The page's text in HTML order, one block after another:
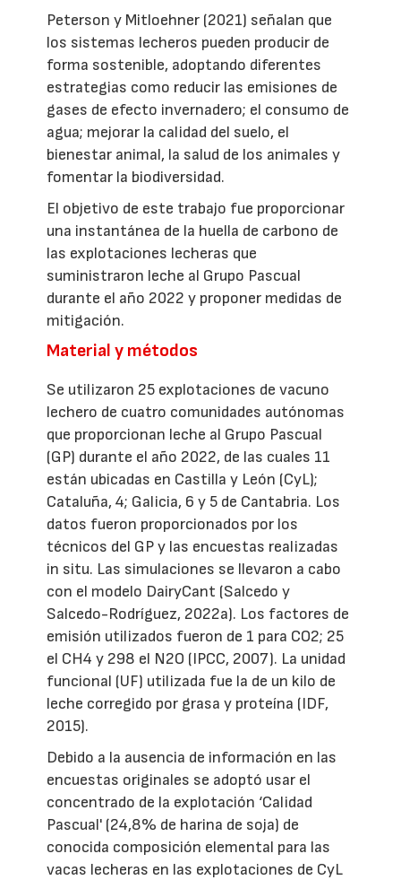
Peterson y Mitloehner (2021) señalan que
los sistemas lecheros pueden producir de
forma sostenible, adoptando diferentes
estrategias como reducir las emisiones de
gases de efecto invernadero; el consumo de
agua; mejorar la calidad del suelo, el
bienestar animal, la salud de los animales y
fomentar la biodiversidad.
El objetivo de este trabajo fue proporcionar
una instantánea de la huella de carbono de
las explotaciones lecheras que
suministraron leche al Grupo Pascual
durante el año 2022 y proponer medidas de
mitigación.
Material y métodos
Se utilizaron 25 explotaciones de vacuno
lechero de cuatro comunidades autónomas
que proporcionan leche al Grupo Pascual
(GP) durante el año 2022, de las cuales 11
están ubicadas en Castilla y León (CyL);
Cataluña, 4; Galicia, 6 y 5 de Cantabria. Los
datos fueron proporcionados por los
técnicos del GP y las encuestas realizadas
in situ. Las simulaciones se llevaron a cabo
con el modelo DairyCant (Salcedo y
Salcedo-Rodríguez, 2022a). Los factores de
emisión utilizados fueron de 1 para CO2; 25
el CH4 y 298 el N2O (IPCC, 2007). La unidad
funcional (UF) utilizada fue la de un kilo de
leche corregido por grasa y proteína (IDF,
2015).
Debido a la ausencia de información en las
encuestas originales se adoptó usar el
concentrado de la explotación ‘Calidad
Pascual' (24,8% de harina de soja) de
conocida composición elemental para las
vacas lecheras en las explotaciones de CyL